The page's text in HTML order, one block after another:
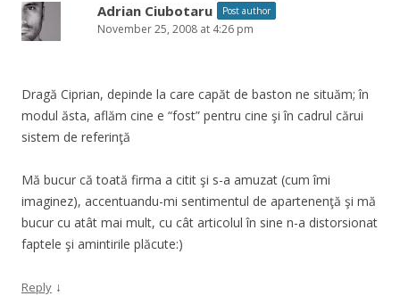
Adrian Ciubotaru Post author
November 25, 2008 at 4:26 pm
Dragă Ciprian, depinde la care capăt de baston ne situăm; în
modul ăsta, aflăm cine e “fost” pentru cine şi în cadrul cărui
sistem de referinţă
Mă bucur că toată firma a citit şi s-a amuzat (cum îmi
imaginez), accentuandu-mi sentimentul de apartenenţă şi mă
bucur cu atât mai mult, cu cât articolul în sine n-a distorsionat
faptele şi amintirile plăcute:)
Reply ↓